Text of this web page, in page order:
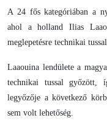
A 24 fős kategóriában a
ahol a holland Ilias
meglepetésre technikai
Laaouina lendülete a
technikai tussal győzött,
legyőzője a következő
sem volt lehetőség.